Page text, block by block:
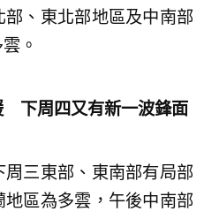
、東北部地區及中南部
。
下周四又有新一波鋒面
三東部、東南部有局部
區為多雲，午後中南部